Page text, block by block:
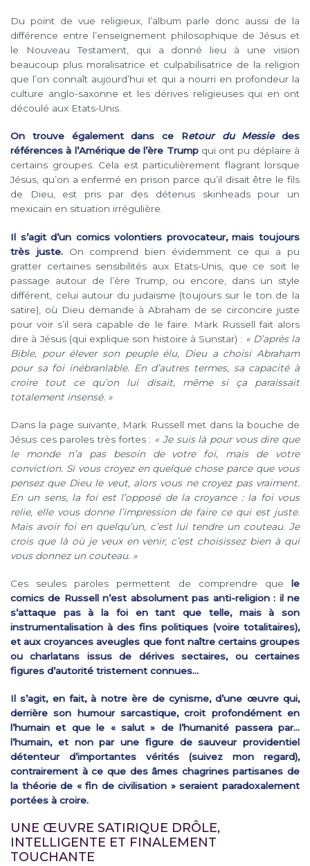
Du point de vue religieux, l’album parle donc aussi de la
différence entre l’enseignement philosophique de Jésus et
le Nouveau Testament, qui a donné lieu à une vision
beaucoup plus moralisatrice et culpabilisatrice de la religion
que l’on connaît aujourd’hui et qui a nourri en profondeur la
culture anglo-saxonne et les dérives religieuses qui en ont
découlé aux Etats-Unis.
On trouve également dans ce Retour du Messiedes
références à l’Amérique de l’ère Trumpqui ont pu déplaire à
certains groupes. Cela est particulièrement flagrant lorsque
Jésus, qu’on a enfermé en prison parce qu’il disait être le fils
de Dieu, est pris par des détenus skinheads pour un
mexicain en situation irrégulière.
Il s’agit d’un comics volontiers provocateur, mais toujours
très juste.On comprend bien évidemment ce qui a pu
gratter certaines sensibilités aux Etats-Unis, que ce soit le
passage autour de l’ère Trump, ou encore, dans un style
différent, celui autour du judaïsme (toujours sur le ton de la
satire), où Dieu demande à Abraham de se circoncire juste
pour voir s’il sera capable de le faire. Mark Russell fait alors
dire à Jésus (qui explique son histoire à Sunstar) : « D’après la
Bible, pour élever son peuple élu, Dieu a choisi Abraham
pour sa foi inébranlable. En d’autres termes, sa capacité à
croire tout ce qu’on lui disait, même si ça paraissait
totalement insensé. »
Dans la page suivante, Mark Russell met dans la bouche de
Jésus ces paroles très fortes : « Je suis là pour vous dire que
le monde n’a pas besoin de votre foi, mais de votre
conviction. Si vous croyez en quelque chose parce que vous
pensez que Dieu le veut, alors vous ne croyez pas vraiment.
En un sens, la foi est l’opposé de la croyance : la foi vous
relie, elle vous donne l’impression de faire ce qui est juste.
Mais avoir foi en quelqu’un, c’est lui tendre un couteau. Je
crois que là où je veux en venir, c’est choisissez bien à qui
vous donnez un couteau. »
Ces seules paroles permettent de comprendre que le
comics de Russell n’est absolument pas anti-religion : il ne
s’attaque pas à la foi en tant que telle, mais à son
instrumentalisation à des fins politiques (voire totalitaires),
et aux croyances aveugles que font naître certains groupes
ou charlatans issus de dérives sectaires, ou certaines
figures d’autorité tristement connues…
Il s’agit, en fait, à notre ère de cynisme, d’une œuvre qui,
derrière son humour sarcastique, croit profondément en
l’humain et que le « salut » de l’humanité passera par…
l’humain, et non par une figure de sauveur providentiel
détenteur d’importantes vérités (suivez mon regard),
contrairement à ce que des âmes chagrines partisanes de
la théorie de « fin de civilisation » seraient paradoxalement
portées à croire.
UNE ŒUVRE SATIRIQUE DRÔLE,
INTELLIGENTE ET FINALEMENT
TOUCHANTE